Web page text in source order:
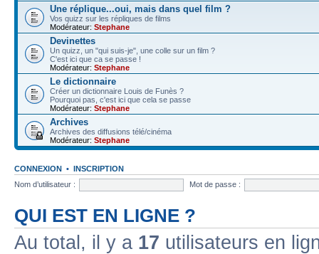
Une réplique...oui, mais dans quel film ?
Vos quizz sur les répliques de films
Modérateur: Stephane
Devinettes
Un quizz, un "qui suis-je", une colle sur un film ?
C'est ici que ca se passe !
Modérateur: Stephane
Le dictionnaire
Créer un dictionnaire Louis de Funès ?
Pourquoi pas, c'est ici que cela se passe
Modérateur: Stephane
Archives
Archives des diffusions télé/cinéma
Modérateur: Stephane
CONNEXION • INSCRIPTION
Nom d’utilisateur :
Mot de passe :
QUI EST EN LIGNE ?
Au total, il y a 17 utilisateurs en